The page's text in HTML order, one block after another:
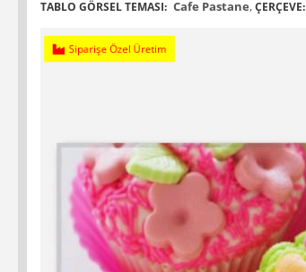
TABLO GÖRSEL TEMASI: Cafe Pastane,ÇERÇEVE:
Siparişe Özel Üretim